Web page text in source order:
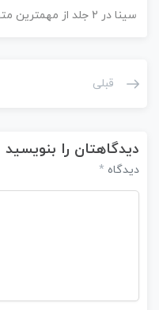
سینا در 2 جلد از مهمترین متون تصحیح شده توسط او است.
قبلی
دیدگاهتان را بنویسید
دیدگاه *